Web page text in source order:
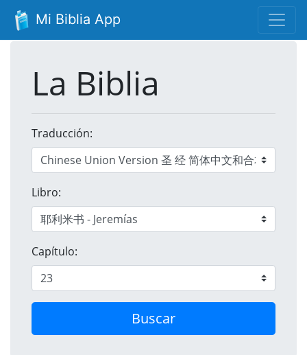
Mi Biblia App
La Biblia
Traducción:
Libro:
Capítulo:
Buscar